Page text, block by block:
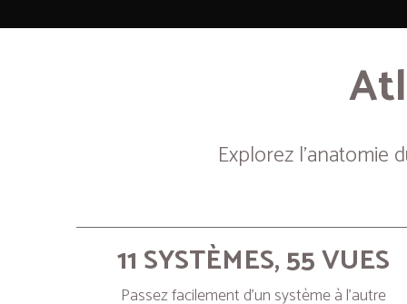
Explorez
11 SYSTÈMES, 55 VUES
Passez facilement d’un système à l’autre